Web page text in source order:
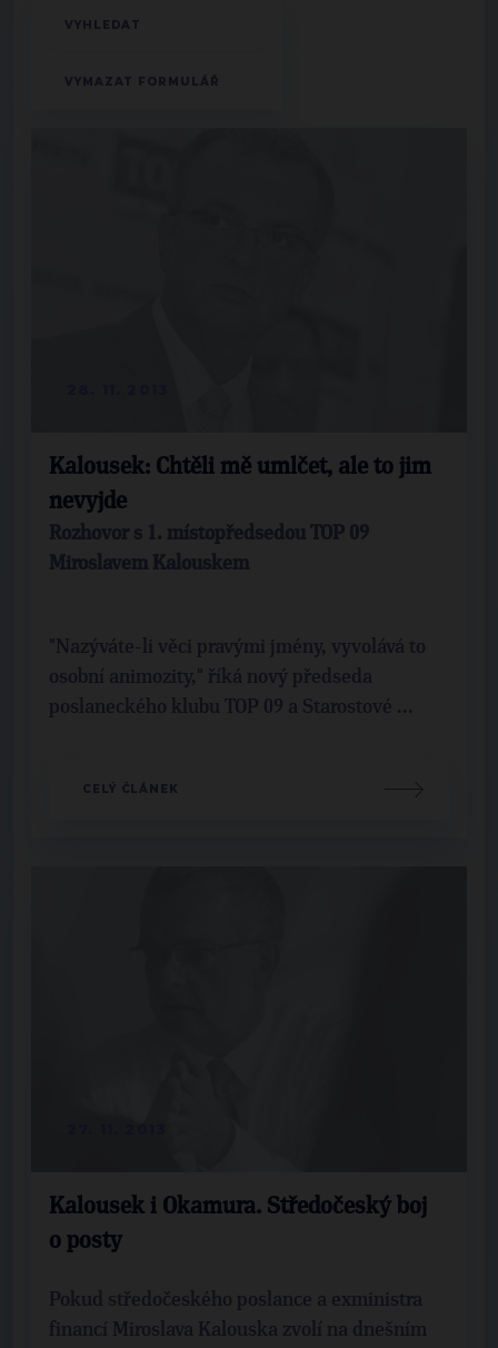
Kalousek: Chtěli mě umlčet, ale to jim
nevyjde
Rozhovor s 1. místopředsedou TOP 09
Miroslavem Kalouskem
"Nazýváte-li věci pravými jmény, vyvolává to
osobní animozity," říká nový předseda
poslaneckého klubu TOP 09 a Starostové ...
CELÝ ČLÁNEK
Kalousek i Okamura. Středočeský boj
o posty
Pokud středočeského poslance a exministra
financí Miroslava Kalouska zvolí na dnešním